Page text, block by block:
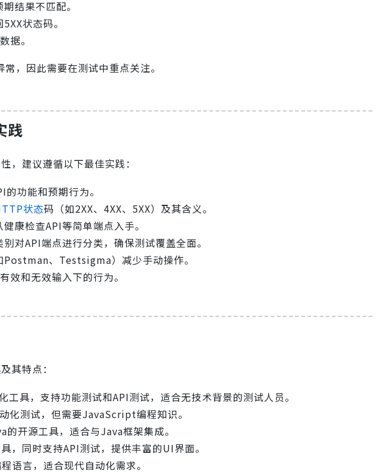
结果不匹配。
状态码。
据。
，因此需要在测试中重点关注。
践
，建议遵循以下最佳实践：
的功能和预期行为。
状态码（如2XX、4XX、5XX）及其含义。
康检查API等简单端点入手。
对API端点进行分类，确保测试覆盖全面。
Postman、Testsigma）减少手动操作。
效和无效输入下的行为。
其特点：
工具，支持功能测试和API测试，适合无技术背景的测试人员。
化测试，但需要JavaScript编程知识。
的开源工具，适合与Java框架集成。
，同时支持API测试，提供丰富的UI界面。
语言，适合现代自动化需求。